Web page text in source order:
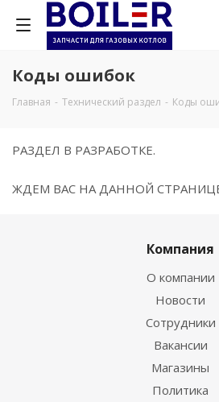
Коды ошибок
Главная - Технический раздел - Коды
РАЗДЕЛ В РАЗРАБОТКЕ.
ЖДЕМ ВАС НА ДАННОЙ
Компания
О компании
Новости
Сотрудники
Вакансии
Магазины
Политика